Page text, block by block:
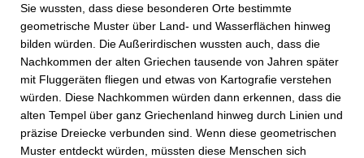
Sie wussten, dass diese besonderen Orte bestimmte
geometrische Muster über Land- und Wasserflächen hinweg
bilden würden. Die Außerirdischen wussten auch, dass die
Nachkommen der alten Griechen tausende von Jahren später
mit Fluggeräten fliegen und etwas von Kartografie verstehen
würden. Diese Nachkommen würden dann erkennen, dass die
alten Tempel über ganz Griechenland hinweg durch Linien und
präzise Dreiecke verbunden sind. Wenn diese geometrischen
Muster entdeckt würden, müssten diese Menschen sich